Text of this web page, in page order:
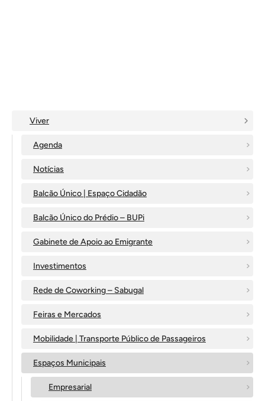
Viver
Agenda
Notícias
Balcão Único | Espaço Cidadão
Balcão Único do Prédio – BUPi
Gabinete de Apoio ao Emigrante
Investimentos
Rede de Coworking – Sabugal
Feiras e Mercados
Mobilidade | Transporte Público de Passageiros
Espaços Municipais
Empresarial